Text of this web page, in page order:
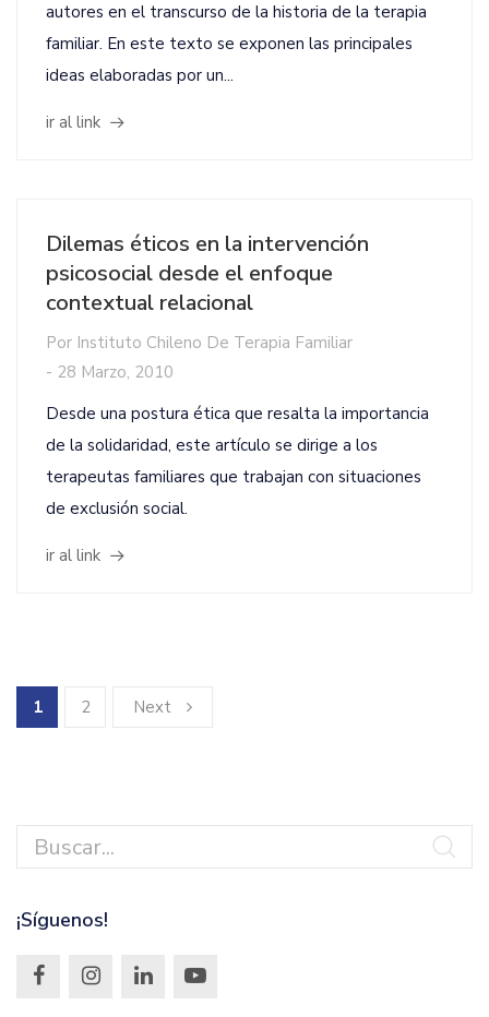
autores en el transcurso de la historia de la terapia
familiar. En este texto se exponen las principales
ideas elaboradas por un...
ir al link
Dilemas éticos en la intervención
psicosocial desde el enfoque
contextual relacional
Por Instituto Chileno De Terapia Familiar
- 28 Marzo, 2010
Desde una postura ética que resalta la importancia
de la solidaridad, este artículo se dirige a los
terapeutas familiares que trabajan con situaciones
de exclusión social.
ir al link
1 2 Next
¡Síguenos!